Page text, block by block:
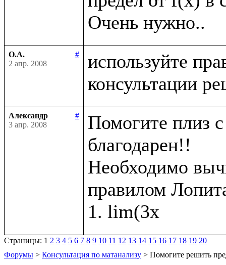
О.А.
#
2 апр. 2008
используйте
Александр
#
3 апр. 2008
Помогите плиз
благодарен!!
Необходимо
правилом
Страницы: 1 2 3 4 5 6 7 8 9 10 11 12 13 14 15 16 17 18 19 20
Форумы > Консультация по матанализу > Помогите решить